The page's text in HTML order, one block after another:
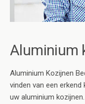
Aluminium
Aluminium Kozijnen
vinden van een
uw aluminium